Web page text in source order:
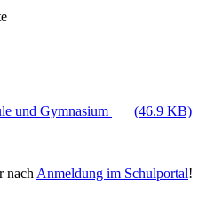
und Gymnasium
(46.9 KB)
nach Anmeldung im Schulportal!